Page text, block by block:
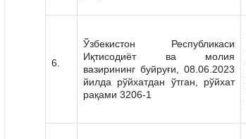
6.
Ўзбекистон Республикаси
Иқтисодиёт ва молия
вазирининг буйруғи, 08.06.2023
йилда рўйхатдан ўтган, рўйхат
рақами 3206-1